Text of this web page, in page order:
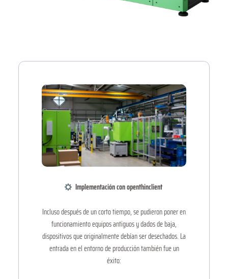
️ Implementación con openthinclient
Incluso después de un corto tiempo, se pudieron poner en
funcionamiento equipos antiguos y dados de baja,
dispositivos que originalmente debían ser desechados. La
entrada en el entorno de producción también fue un
éxito: